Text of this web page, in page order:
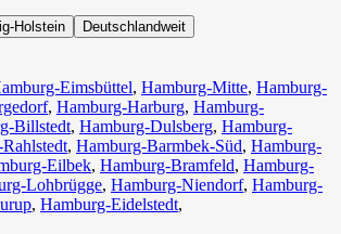
Holstein
Deutschlandweit
Eimsbüttel, Hamburg-Mitte, Hamburg-
, Hamburg-Harburg, Hamburg-
Billstedt, Hamburg-Dulsberg, Hamburg-
, Hamburg-Barmbek-Süd, Hamburg-
Eilbek, Hamburg-Bramfeld, Hamburg-
Lohbrügge, Hamburg-Niendorf, Hamburg-
, Hamburg-Eidelstedt,